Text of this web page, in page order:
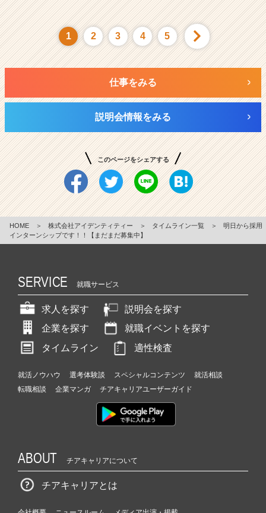
1 2 3 4 5
仕事をみる
説明会情報をみる
このページをシェアする
HOME ＞ 株式会社アイデンティティー ＞ タイムライン一覧 ＞
明日から採用
インターンシップです！！【まだまだ募集中】
SERVICE 就職サービス
求人を探す
説明会を探す
企業を探す
就職イベントを探す
タイムライン
適性検査
就活ノウハウ 選考体験談 スペシャルコンテンツ
就活相談
転職相談
企業マンガ チアキャリアユーザーガイド
ABOUT チアキャリアについて
チアキャリアとは